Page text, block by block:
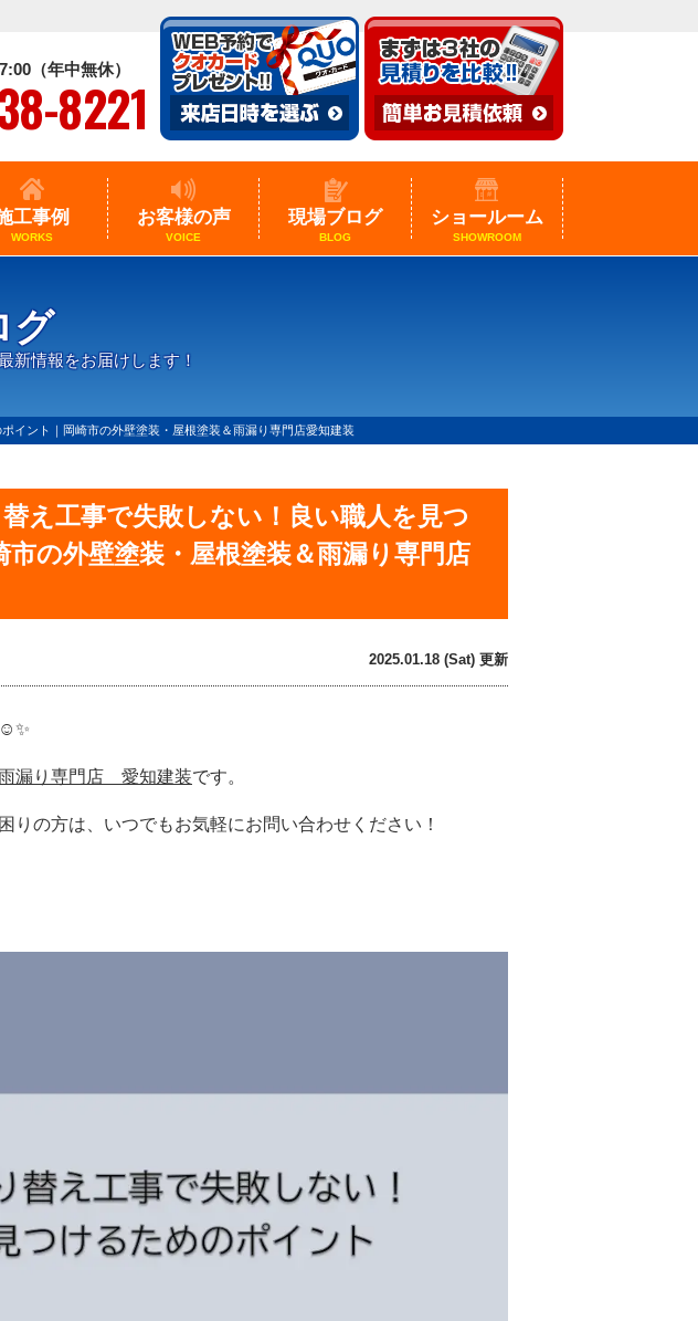
（年中無休）
8221
工事例
WORKS
お客様の声
VOICE
現場ブログ
BLOG
ショールーム
SHOWROOM
グ
新情報をお届けします！
イント｜岡崎市の外壁塗装・屋根塗装＆雨漏り専門店愛知建装
替え工事で失敗しない！良い職人を見つ
の外壁塗装・屋根塗装＆雨漏り専門店
2025.01.18 (Sat) 更新
漏り専門店 愛知建装です。
りの方は、いつでもお気軽にお問い合わせください！